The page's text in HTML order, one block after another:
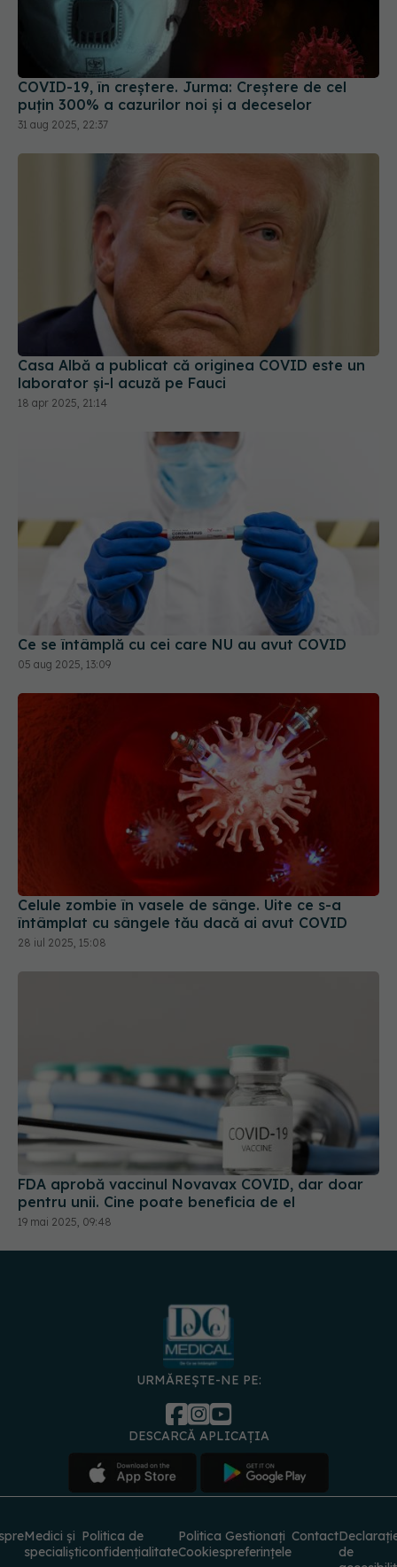
COVID-19, în creștere. Jurma: Creștere de cel
puțin 300% a cazurilor noi și a deceselor
31 aug 2025, 22:37
Casa Albă a publicat că originea COVID este un
laborator și-l acuză pe Fauci
18 apr 2025, 21:14
Ce se întâmplă cu cei care NU au avut COVID
05 aug 2025, 13:09
Celule zombie în vasele de sânge. Uite ce s-a
întâmplat cu sângele tău dacă ai avut COVID
FDA aprobă vaccinul Novavax COVID, dar doar
pentru unii. Cine poate beneficia de el
19 mai 2025, 09:48
URMĂREȘTE-NE PE:
DESCARCĂ APLICAȚIA
specialiști
Politica de
Cookies
Gestionați
preferințele
Contact
© 2026 PRESS MEDIA ELECTRONIC S.R.L. Toate drepturile rezervate